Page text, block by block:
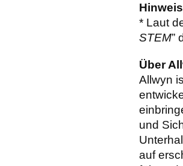
* Laut
STEM”
Über
Allwyn
und
auf